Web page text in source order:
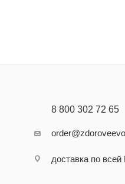
8 800 302 72 65
доставка по всей